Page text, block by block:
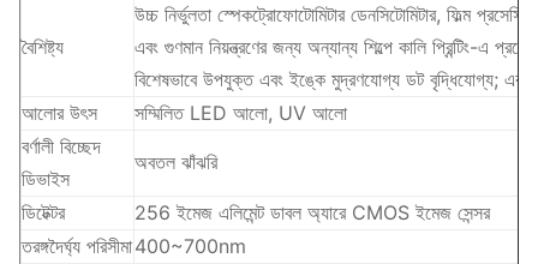
বৈশিষ্ট্য
উচ্চ নির্ভুলতা স্পেকট্রোফোটোমিটার ডেনসিটোমিটার, ফিল্ম
এবং গুণমান নিয়ন্ত্রণের জন্য অন্যান্য শিল্পে কালি প্রিন্টিং-এ
বিশেষভাবে উপযুক্ত এবং ইঙ্কে মুদ্রণযোগ্য ডট
আলোর উৎস
সম্মিলিত LED আলো, UV আলো
বর্ণালী বিচ্ছেদ
ডিভাইস
অবতল ঝাঁঝরি
ডিটেক্টর
256 ইমেজ এলিমেন্ট ডাবল অ্যারে CMOS ইমেজ সেন্সর
তরঙ্গদৈর্ঘ্য পরিসীমা400~700nm